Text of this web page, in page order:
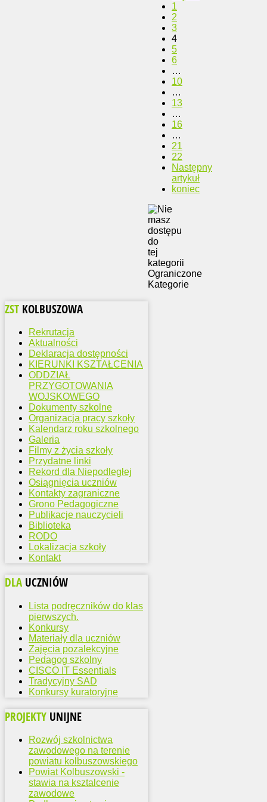
1
2
3
4
5
6
…
10
…
13
…
16
…
21
22
Następny
artykuł
koniec
Ograniczone
Kategorie
ZST KOLBUSZOWA
Rekrutacja
Aktualności
Deklaracja dostępności
KIERUNKI KSZTAŁCENIA
ODDZIAŁ
PRZYGOTOWANIA
WOJSKOWEGO
Dokumenty szkolne
Organizacja pracy szkoły
Kalendarz roku szkolnego
Galeria
Filmy z życia szkoły
Przydatne linki
Rekord dla Niepodległej
Osiągnięcia uczniów
Kontakty zagraniczne
Grono Pedagogiczne
Publikacje nauczycieli
Biblioteka
RODO
Lokalizacja szkoły
Kontakt
DLA UCZNIÓW
Lista podręczników do klas
pierwszych.
Konkursy
Materiały dla uczniów
Zajęcia pozalekcyjne
Pedagog szkolny
CISCO IT Essentials
Tradycyjny SAD
Konkursy kuratoryjne
PROJEKTY UNIJNE
Rozwój szkolnictwa
zawodowego na terenie
powiatu kolbuszowskiego
Powiat Kolbuszowski -
stawia na ksztalcenie
zawodowe